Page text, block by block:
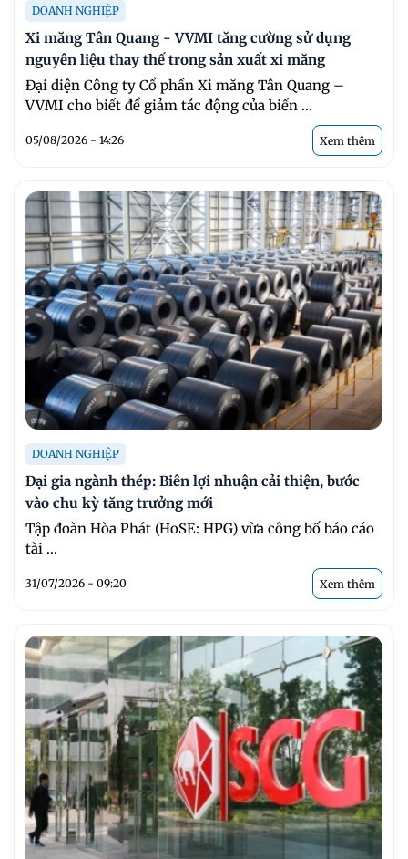
DOANH NGHIỆP
Xi măng Tân Quang - VVMI tăng cường sử dụng
nguyên liệu thay thế trong sản xuất xi măng
Đại diện Công ty Cổ phần Xi măng Tân Quang –
VVMI cho biết để giảm tác động của biến ...
05/08/2026 - 14:26 Xem thêm
DOANH NGHIỆP
Đại gia ngành thép: Biên lợi nhuận cải thiện, bước
vào chu kỳ tăng trưởng mới
Tập đoàn Hòa Phát (HoSE: HPG) vừa công bố báo cáo
tài ...
31/07/2026 - 09:20 Xem thêm